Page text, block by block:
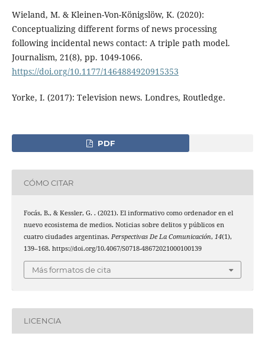
Wieland, M. & Kleinen-Von-Königslöw, K. (2020):
Conceptualizing different forms of news processing
following incidental news contact: A triple path model.
Journalism, 21(8), pp. 1049-1066.
https://doi.org/10.1177/1464884920915353
Yorke, I. (2017): Television news. Londres, Routledge.
PDF
CÓMO CITAR
Focás, B., & Kessler, G. . (2021). El informativo como ordenador en el
nuevo ecosistema de medios. Noticias sobre delitos y públicos en
cuatro ciudades argentinas. Perspectivas De La Comunicación, 14(1),
139–168. https://doi.org/10.4067/S0718-48672021000100139
Más formatos de cita
LICENCIA